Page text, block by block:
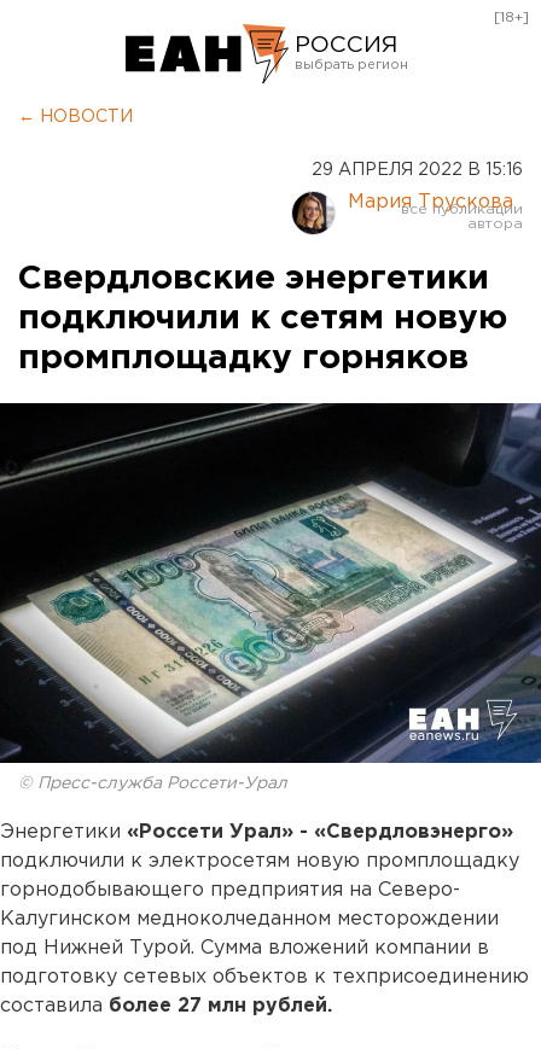
РОССИЯ
Курган
Оренбург
[18+]
← НОВОСТИ
29 АПРЕЛЯ 2022 В 15:16
Мария Трускова
Свердловские энергетики
подключили к сетям новую
промплощадку горняков
© Пресс-служба Россети-Урал
Энергетики «Россети Урал» - «Свердловэнерго»
подключили к электросетям новую промплощадку
горнодобывающего предприятия на Северо-
Калугинском медноколчеданном месторождении
под Нижней Турой. Сумма вложений компании в
подготовку сетевых объектов к техприсоединению
составила более 27 млн рублей.